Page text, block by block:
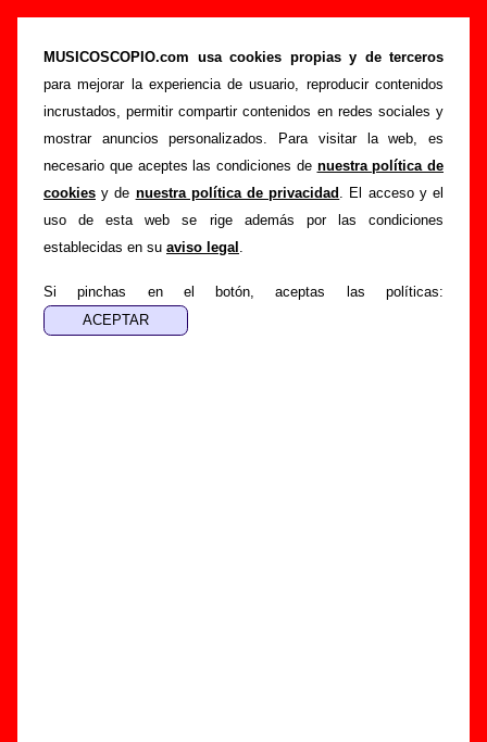
MUSICOSCOPIO.com usa cookies propias y de terceros
para mejorar la experiencia de usuario, reproducir contenidos
incrustados, permitir compartir contenidos en redes sociales y
mostrar anuncios personalizados. Para visitar la web, es
necesario que aceptes las condiciones de nuestra política de
cookies y de nuestra política de privacidad . El acceso y el
uso de esta web se rige además por las condiciones
establecidas en su aviso legal .
Si pinchas en el botón, aceptas las políticas:
“Una famiglia reale”, canción de Sr. Chinarro
(Letra e información)
Portada >Sr. Chinarro >Canciones >Una famiglia reale
Esta página pretende recopilar todo tipo de información
sobre lacanción "Una famiglia reale " interpretada por
Chinarro. Además de su letra, también aparecerá
información sobre el autor o los autores, sobre los discos en
los que está incluido este tema, sobre la grabación del
encuentras errores o tienes información adicional, puedes
ayudar a
completar esta información